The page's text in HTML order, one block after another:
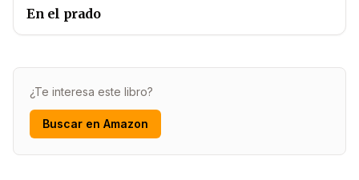
En el prado
¿Te interesa este libro?
Buscar en Amazon